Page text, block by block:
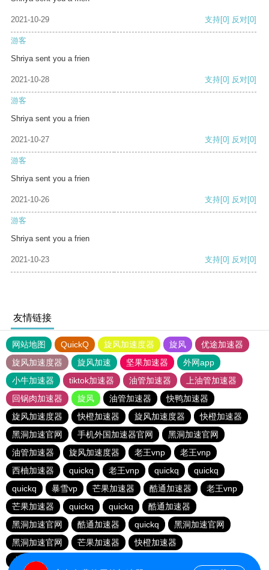
2021-10-29 支持[0] 反对[0]
游客
Shriya sent you a frien
2021-10-28 支持[0] 反对[0]
游客
Shriya sent you a frien
2021-10-27 支持[0] 反对[0]
游客
Shriya sent you a frien
2021-10-26 支持[0] 反对[0]
游客
Shriya sent you a frien
2021-10-23 支持[0] 反对[0]
友情链接
网站地图 QuickQ 旋风加速度器 旋风
优途加速器
旋风加速度器
旋风加速 坚果加速器
外网app
小牛加速器
tiktok加速器 油管加速器
上油管加速器
回锅肉加速器
旋风 油管加速器
快鸭加速器
旋风加速度器
快橙加速器 旋风加速度器
快橙加速器
黑洞加速官网
手机外国加速器官网
黑洞加速官网
油管加速器
旋风加速度器 老王vnp
老王vnp
西柚加速器
quickq 老王vnp quickq
quickq
quickq
暴雪vp 芒果加速器 酷通加速器
老王vnp
芒果加速器
quickq quickq
酷通加速器
黑洞加速官网
酷通加速器 quickq
黑洞加速官网
黑洞加速官网
芒果加速器
快橙加速器
小猫咪ciash加速器